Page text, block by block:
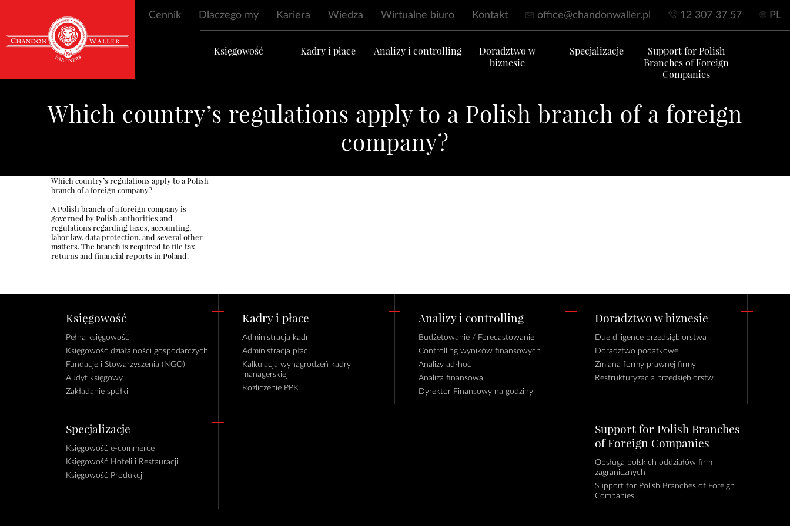
Cennik Dlaczego my Kariera Wiedza Wirtualne biuro Kontakt office@chandonwaller.pl 12 307 37 57 PL
Księgowość Kadry i płace Analizy i controlling
Doradztwo w
biznesie
Specjalizacje
Support for Polish
Branches of Foreign
Companies
Which country’s regulations apply to a Polish branch of a foreign
company?
Which country’s regulations apply to a Polish
branch of a foreign company?
A Polish branch of a foreign company is
governed by Polish authorities and
regulations regarding taxes, accounting,
labor law, data protection, and several other
matters. The branch is required to file tax
returns and financial reports in Poland.
Księgowość
Pełna księgowość
Księgowość działalności gospodarczych
Fundacje i Stowarzyszenia (NGO)
Audyt księgowy
Zakładanie spółki
Kadry i płace
Administracja kadr
Administracja płac
Kalkulacja wynagrodzeń kadry
managerskiej
Rozliczenie PPK
Analizy i controlling
Budżetowanie / Forecastowanie
Controlling wyników finansowych
Analizy ad-hoc
Analiza finansowa
Dyrektor Finansowy na godziny
Doradztwo w biznesie
Due diligence przedsiębiorstwa
Doradztwo podatkowe
Zmiana formy prawnej firmy
Restrukturyzacja przedsiębiorstw
Specjalizacje
Księgowość e-commerce
Księgowość Hoteli i Restauracji
Księgowość Produkcji
Support for Polish Branches
of Foreign Companies
Obsługa polskich oddziałów firm
zagranicznych
Support for Polish Branches of Foreign
Companies